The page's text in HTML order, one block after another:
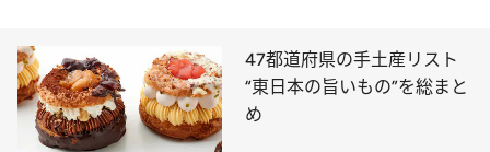
47都道府県の手土産リスト
“東日本の旨いもの”を総まと
め